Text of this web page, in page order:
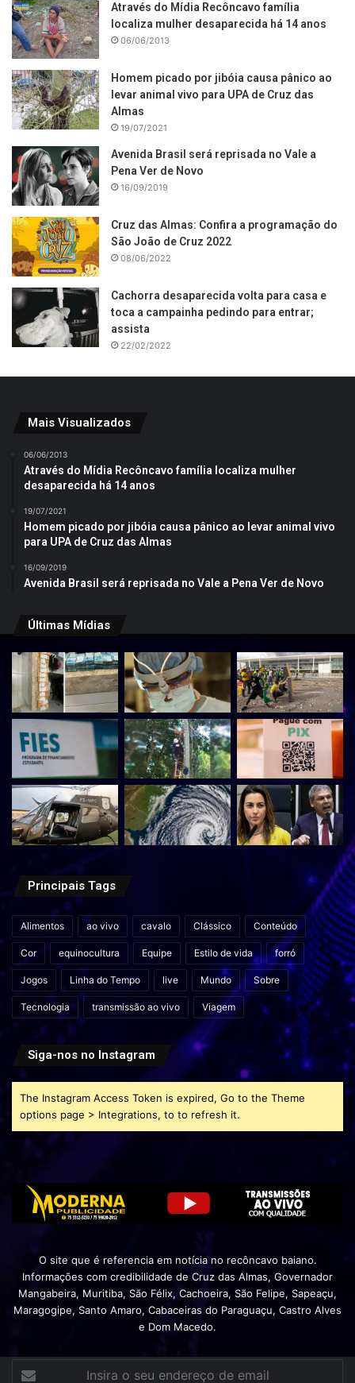
Através do Mídia Recôncavo família
localiza mulher desaparecida há 14 anos
06/06/2013
Homem picado por jibóia causa pânico ao
levar animal vivo para UPA de Cruz das
Almas
19/07/2021
Avenida Brasil será reprisada no Vale a
Pena Ver de Novo
16/09/2019
Cruz das Almas: Confira a programação do
São João de Cruz 2022
08/06/2022
Cachorra desaparecida volta para casa e
toca a campainha pedindo para entrar;
assista
22/02/2022
Mais Visualizados
06/06/2013
Através do Mídia Recôncavo família localiza mulher
desaparecida há 14 anos
19/07/2021
Homem picado por jibóia causa pânico ao levar animal vivo
para UPA de Cruz das Almas
16/09/2019
Avenida Brasil será reprisada no Vale a Pena Ver de Novo
Últimas Mídias
Principais Tags
Alimentos ao vivo cavalo Clássico Conteúdo
Cor equinocultura Equipe Estilo de vida forró
Jogos Linha do Tempo live Mundo Sobre
Tecnologia transmissão ao vivo Viagem
Siga-nos no Instagram
The Instagram Access Token is expired, Go to the Theme
options page > Integrations, to to refresh it.
O site que é referencia em notícia no recôncavo baiano.
Informações com credibilidade de Cruz das Almas, Governador
Mangabeira, Muritiba, São Félix, Cachoeira, São Felipe, Sapeaçu,
Maragogipe, Santo Amaro, Cabaceiras do Paraguaçu, Castro Alves
e Dom Macedo.